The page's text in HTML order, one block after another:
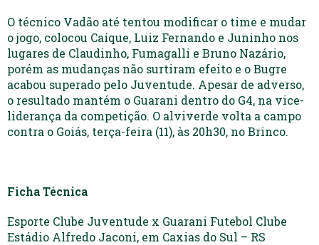
O técnico Vadão até tentou modificar o time e mudar
o jogo, colocou Caíque, Luiz Fernando e Juninho nos
lugares de Claudinho, Fumagalli e Bruno Nazário,
porém as mudanças não surtiram efeito e o Bugre
acabou superado pelo Juventude. Apesar de adverso,
o resultado mantém o Guarani dentro do G4, na vice-
liderança da competição. O alviverde volta a campo
contra o Goiás, terça-feira (11), às 20h30, no Brinco.
Ficha Técnica
Esporte Clube Juventude x Guarani Futebol Clube
Estádio Alfredo Jaconi, em Caxias do Sul – RS